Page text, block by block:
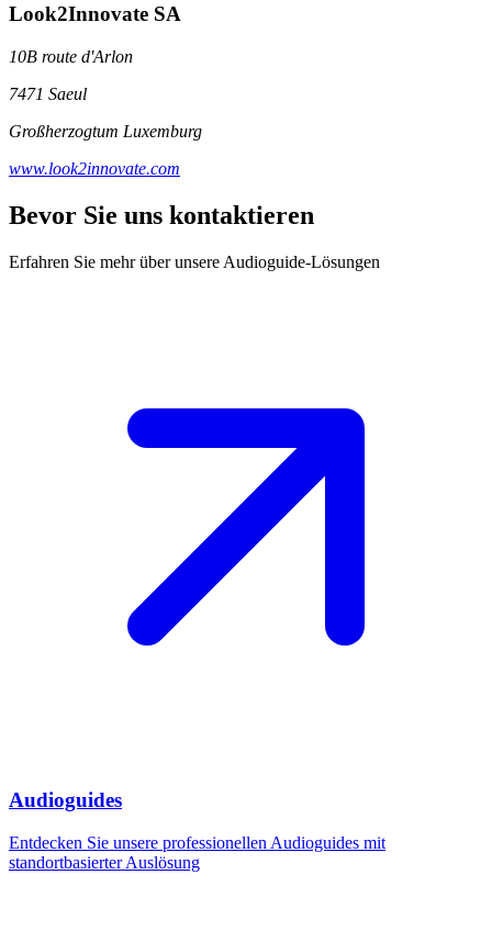
Look2Innovate SA
10B route d'Arlon
7471 Saeul
Großherzogtum Luxemburg
www.look2innovate.com
Bevor Sie uns kontaktieren
Erfahren Sie mehr über unsere Audioguide-Lösungen
Audioguides
Entdecken Sie unsere professionellen Audioguides mit
standortbasierter Auslösung